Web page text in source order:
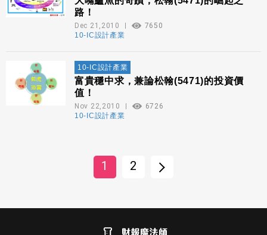
路！
Dec 21,2010
7650
10-IC設計產業
10-IC設計產業
富貴穩中求，兼論松翰(5471)的投資價
值！
Nov 22,2010
6726
10-IC設計產業
1 2